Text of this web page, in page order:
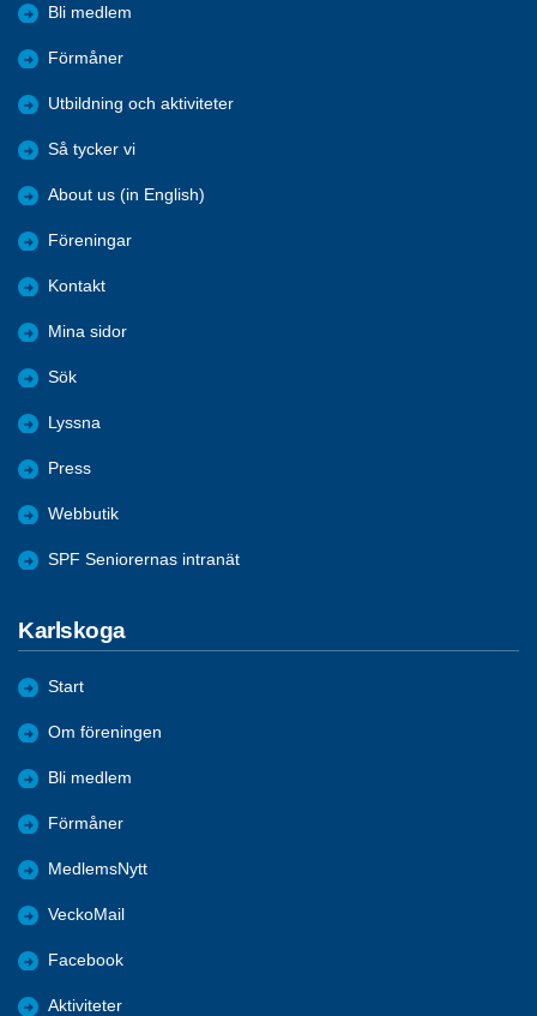
Bli medlem
Förmåner
Utbildning och aktiviteter
Så tycker vi
About us (in English)
Föreningar
Kontakt
Mina sidor
Sök
Lyssna
Press
Webbutik
SPF Seniorernas intranät
Karlskoga
Start
Om föreningen
Bli medlem
Förmåner
MedlemsNytt
VeckoMail
Facebook
Aktiviteter